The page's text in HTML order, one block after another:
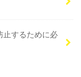
止するために必